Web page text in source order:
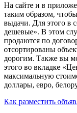
На сайте и в
таким образом,
выдачи. Для этого в
дешевые». В этом
продаются по
отсортированы
дорогим. Также вы
этого во вкладке
максимальную
доллары, евро,
Как разместить